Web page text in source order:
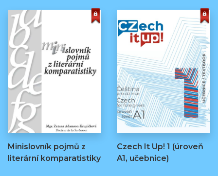
Minislovník pojmů z
literární komparatistiky
Czech It Up! 1 (úroveň
A1, učebnice)